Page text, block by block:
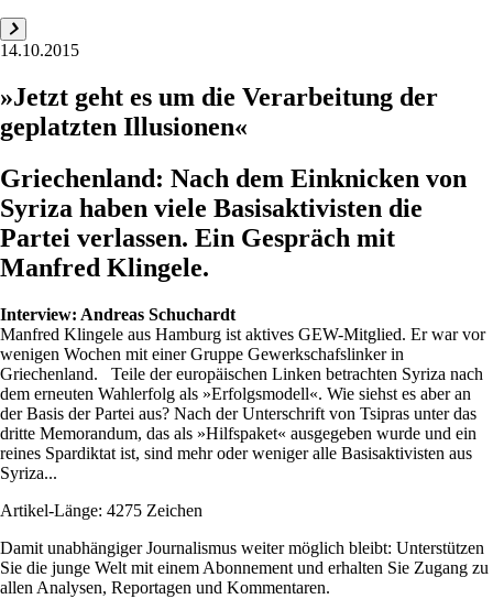
14.10.2015
»Jetzt geht es um die Verarbeitung der
geplatzten Illusionen«
Griechenland: Nach dem Einknicken von
Syriza haben viele Basisaktivisten die
Partei verlassen. Ein Gespräch mit
Manfred Klingele.
Interview: Andreas Schuchardt
Manfred Klingele aus Hamburg ist aktives GEW-Mitglied. Er war vor
wenigen Wochen mit einer Gruppe Gewerkschafslinker in
Griechenland. Teile der europäischen Linken betrachten Syriza nach
dem erneuten Wahlerfolg als »Erfolgsmodell«. Wie siehst es aber an
der Basis der Partei aus? Nach der Unterschrift von Tsipras unter das
dritte Memorandum, das als »Hilfspaket« ausgegeben wurde und ein
reines Spardiktat ist, sind mehr oder weniger alle Basisaktivisten aus
Syriza...
Artikel-Länge: 4275 Zeichen
Damit unabhängiger Journalismus weiter möglich bleibt: Unterstützen
Sie die junge Welt mit einem Abonnement und erhalten Sie Zugang zu
allen Analysen, Reportagen und Kommentaren.